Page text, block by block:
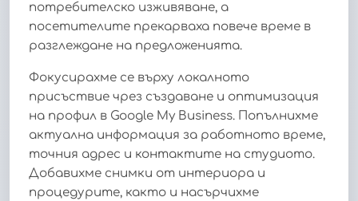
потребителско изживяване, а
посетителите прекарваха повече време в
разглеждане на предложенията.
Фокусирахме се върху локалното
присъствие чрез създаване и оптимизация
на профил в Google My Business. Попълнихме
актуална информация за работното време,
точния адрес и контактите на студиото.
Добавихме снимки от интериора и
процедурите, както и насърчихме